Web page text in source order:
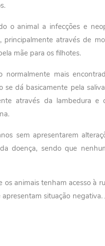
o animal a infecções e
através de
mãe para os filhotes.
mais
se dá basicamente pela
através da lambedura e
sem apresentarem
doença, sendo que
animais tenham acesso à
situação